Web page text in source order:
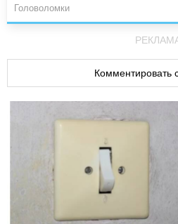
Головоломки
Комментировать